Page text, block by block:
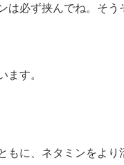
は必ず挟んでね。そ
ます。
もに、ネタミンをより